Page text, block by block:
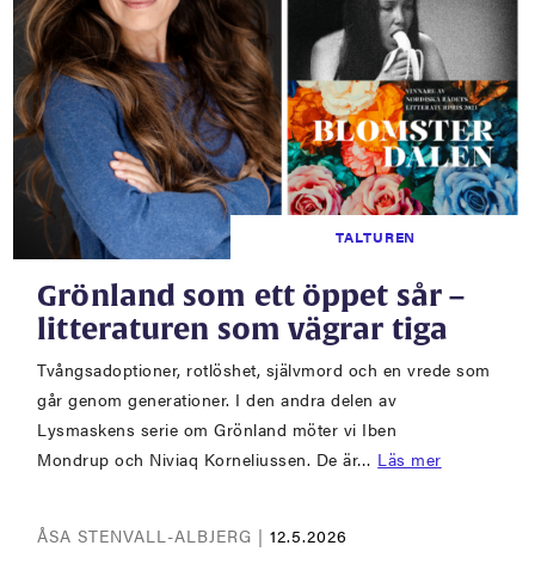
TALTUREN
Grönland som ett öppet sår –
litteraturen som vägrar tiga
Tvångsadoptioner, rotlöshet, självmord och en vrede som
går genom generationer. I den andra delen av
Lysmaskens serie om Grönland möter vi Iben
Mondrup och Niviaq Korneliussen. De är… Läs mer
ÅSA STENVALL-ALBJERG |12.5.2026